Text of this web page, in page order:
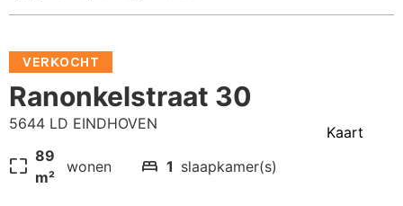
VERKOCHT
Ranonkelstraat 30
5644 LD EINDHOVEN
pageless 89
m²
wonen bed 1 slaapkamer(s)
Kaart